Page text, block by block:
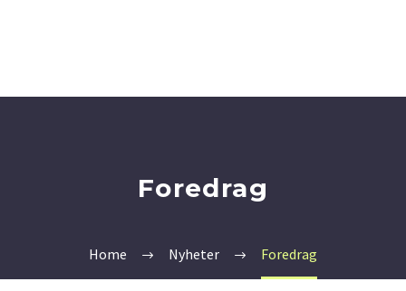
Foredrag
Home Nyheter Foredrag